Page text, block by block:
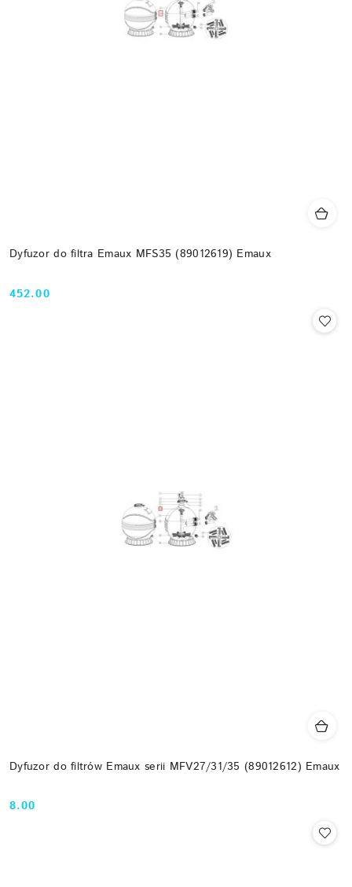
Dyfuzor do filtra Emaux MFS35 (89012619) Emaux
Cena:
452.00
Dyfuzor do filtrów Emaux serii MFV27/31/35 (89012612) Emaux
Cena:
8.00